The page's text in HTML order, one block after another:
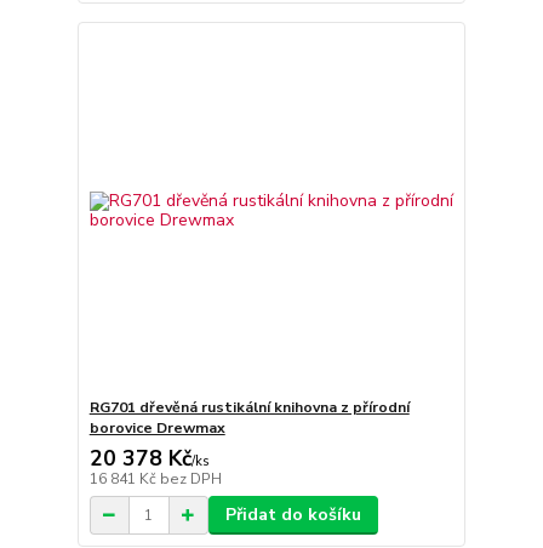
RG701 dřevěná rustikální knihovna z přírodní
borovice Drewmax
20 378 Kč/ks
16 841 Kč bez DPH
Přidat do košíku